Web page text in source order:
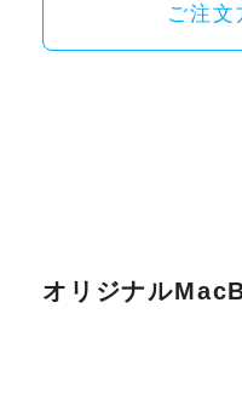
ご注文
オリジナル